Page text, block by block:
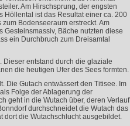
Am Hirschsprung, der engsten
Höllental ist das Resultat einer ca. 200
Bodenseeraum erstreckt. Am
Gesteinsmassiv, Bäche nutzten diese
ein Durchbruch zum Dreisamtal
Dieser entstand durch die glaziale
die heutigen Ufer des Sees formten.
Die Gutach entwässert den Titisee. Im
Folge der Ablagerung der
geht in die Wutach über, deren Verlauf
durchschneidet die Wutach das
dort die Wutachschlucht ausgebildet.